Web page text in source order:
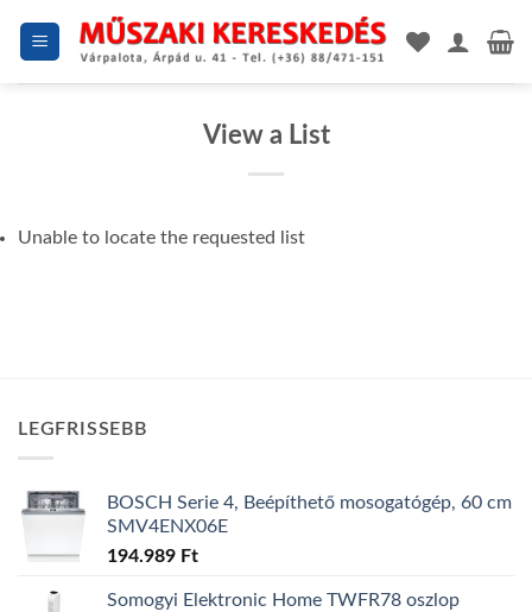
View a List
Unable to locate the requested list
LEGFRISSEBB
BOSCH Serie 4, Beépíthető mosogatógép, 60 cm
SMV4ENX06E
194.989 Ft
Somogyi Elektronic Home TWFR78 oszlop